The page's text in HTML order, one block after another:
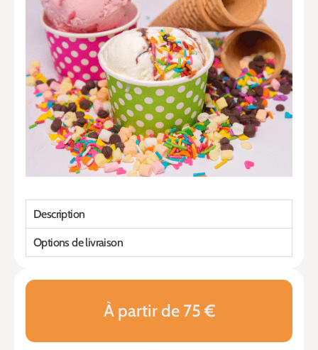
À partir de 75 €
Description
Options de livraison